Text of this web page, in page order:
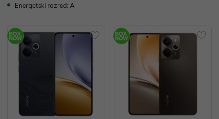
Energetski razred: A